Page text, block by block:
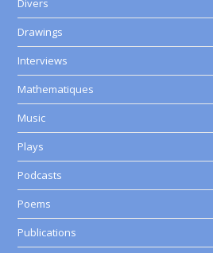
Divers
Drawings
Interviews
Mathematiques
Music
Plays
Podcasts
Poems
Publications